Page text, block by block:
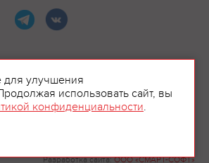
Разработка сайта:ООО «СМАРТ-СОФТ»
для улучшения
использовать сайт, вы
конфиденциальности.